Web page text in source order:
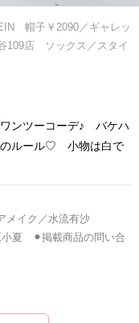
帽子￥2090／ギャレッ
109店 ソックス／スタイ
ンツーコーデ♪ バケハ
のルール♡ 小物は白で
イク／水流有沙
小夏 ⚫︎掲載商品の問い合